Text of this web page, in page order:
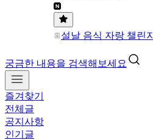
설날 음식 자랑 챌린지
궁금한 내용을 검색해보세요
즐겨찾기
전체글
공지사항
인기글